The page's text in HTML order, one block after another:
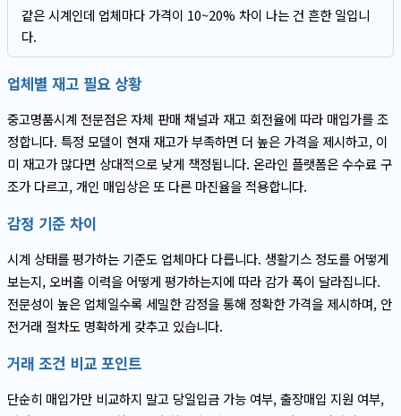
같은 시계인데 업체마다 가격이 10~20% 차이 나는 건 흔한 일입니
다.
업체별 재고 필요 상황
중고명품시계 전문점은 자체 판매 채널과 재고 회전율에 따라 매입가를 조
정합니다. 특정 모델이 현재 재고가 부족하면 더 높은 가격을 제시하고, 이
미 재고가 많다면 상대적으로 낮게 책정됩니다. 온라인 플랫폼은 수수료 구
조가 다르고, 개인 매입상은 또 다른 마진율을 적용합니다.
감정 기준 차이
시계 상태를 평가하는 기준도 업체마다 다릅니다. 생활기스 정도를 어떻게
보는지, 오버홀 이력을 어떻게 평가하는지에 따라 감가 폭이 달라집니다.
전문성이 높은 업체일수록 세밀한 감정을 통해 정확한 가격을 제시하며, 안
전거래 절차도 명확하게 갖추고 있습니다.
거래 조건 비교 포인트
단순히 매입가만 비교하지 말고 당일입금 가능 여부, 출장매입 지원 여부,